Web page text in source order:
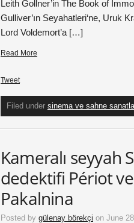
Leith Gollner’in The Book of
Gulliver’ın Seyahatleri‘ne, Uruk
Lord Voldemort’a […]
Read More
Tweet
Filed under sinema ve sahne
Kameralı seyyah
dedektifi Périot ve
Pakalnina
Posted by gülenay börekçi on June